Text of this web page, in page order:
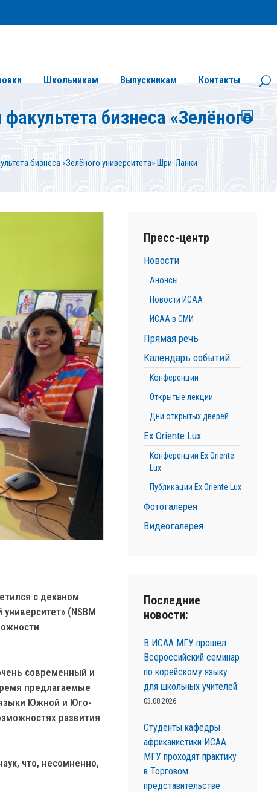
Школьникам Выпускникам Контакты
бизнеса «Зелёного
бизнеса «Зелёного университета» Шри-Ланки
с деканом
(NSBM
современный и
предлагаемые
Южной и Юго-
развития
что, несомненно,
Пресс-центр
Новости
Анонсы
Новости ИСАА
ИСАА в СМИ
Прямая речь
Календарь событий
Конференции
Открытые лекции
Дни открытых дверей
Ex Oriente Lux
Конференции Ex Oriente
Lux
Публикации Ex Oriente Lux
Фотогалерея
Видеогалерея
Последние
новости:
В ИСАА МГУ прошел
Всероссийский семинар
по корейскому языку
для школьных учителей
03.08.2026
Студенты кафедры
африканистики ИСАА
МГУ проходят практику
в Торговом
представительстве